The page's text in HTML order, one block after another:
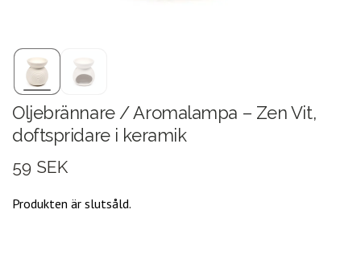
Oljebrännare / Aromalampa – Zen Vit,
doftspridare i keramik
59 SEK
Produkten är slutsåld.